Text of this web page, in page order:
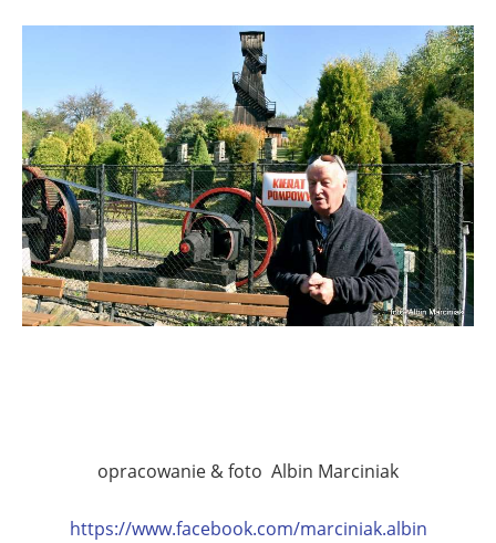
opracowanie & foto Albin Marciniak
https://www.facebook.com/marciniak.albin